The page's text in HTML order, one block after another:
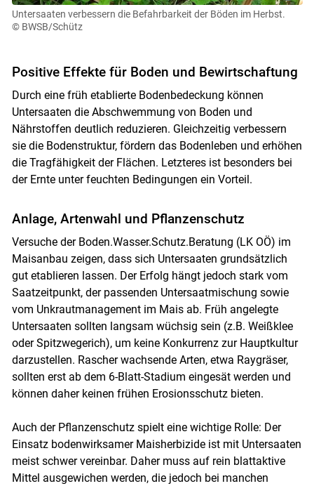
Skip to main content
Untersaaten verbessern die Befahrbarkeit der Böden im Herbst.
© BWSB/Schütz
Positive Effekte für Boden und Bewirtschaftung
Durch eine früh etablierte Bodenbedeckung können
Untersaaten die Abschwemmung von Boden und
Nährstoffen deutlich reduzieren. Gleichzeitig verbessern
sie die Bodenstruktur, fördern das Bodenleben und erhöhen
die Tragfähigkeit der Flächen. Letzteres ist besonders bei
der Ernte unter feuchten Bedingungen ein Vorteil.
Anlage, Artenwahl und Pflanzenschutz
Versuche der Boden.Wasser.Schutz.Beratung (LK OÖ) im
Maisanbau zeigen, dass sich Untersaaten grundsätzlich
gut etablieren lassen. Der Erfolg hängt jedoch stark vom
Saatzeitpunkt, der passenden Untersaatmischung sowie
vom Unkrautmanagement im Mais ab. Früh angelegte
Untersaaten sollten langsam wüchsig sein (z.B. Weißklee
oder Spitzwegerich), um keine Konkurrenz zur Hauptkultur
darzustellen. Rascher wachsende Arten, etwa Raygräser,
sollten erst ab dem 6-Blatt-Stadium eingesät werden und
können daher keinen frühen Erosionsschutz bieten.
Auch der Pflanzenschutz spielt eine wichtige Rolle: Der
Einsatz bodenwirksamer Maisherbizide ist mit Untersaaten
meist schwer vereinbar. Daher muss auf rein blattaktive
Mittel ausgewichen werden, die jedoch bei manchen